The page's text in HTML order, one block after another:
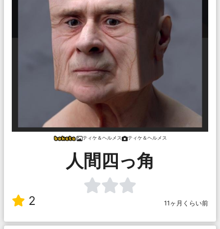
ティケ＆ヘルメス ティケ＆ヘルメス
人間四っ角
2 11ヶ月くらい前